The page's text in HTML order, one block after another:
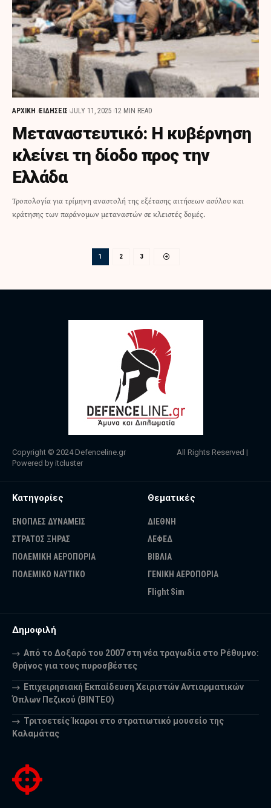
ΑΡΧΙΚΗ ΕΙΔΗΣΕΙΣ JULY 11, 2025 12 MIN READ
Mεταναστευτικό: Η κυβέρνηση
κλείνει τη δίοδο προς την
Ελλάδα
Τροπολογία για τρίμηνη αναστολή της εξέτασης αιτήσεων ασύλου και
κράτησης των παράνομων μεταναστών σε κλειστές δομές.
1 2 3
Copyright © 2024 Defenceline.gr All Rights Reserved |
Powered by itcluster
Κατηγορίες
ΕΝΟΠΛΕΣ ΔΥΝΑΜΕΙΣ
ΣΤΡΑΤΟΣ ΞΗΡΑΣ
ΠΟΛΕΜΙΚΗ ΑΕΡΟΠΟΡΙΑ
ΠΟΛΕΜΙΚΟ ΝΑΥΤΙΚΟ
Θεματικές
ΔΙΕΘΝΗ
ΛΕΦΕΔ
ΒΙΒΛΙΑ
ΓΕΝΙΚΗ ΑΕΡΟΠΟΡΙΑ
Flight Sim
Δημοφιλή
Από το Δοξαρό του 2007 στη νέα τραγωδία στο Ρέθυμνο:
Θρήνος για τους πυροσβέστες
Επιχειρησιακή Εκπαίδευση Χειριστών Αντιαρματικών
Όπλων Πεζικού (ΒΙΝΤΕΟ)
Τριτοετείς Ίκαροι στο στρατιωτικό μουσείο της
Καλαμάτας